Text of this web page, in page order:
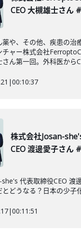
CEO 大槻雄士さん
や、その他、疾患の治
チャー株式会社
ん第一回。外科医から
|00:10:37
株式会社Josan-
CEO 渡邊愛子さん
代表取締役CEO 渡
とどうなる？日本の少子
|00:11:51